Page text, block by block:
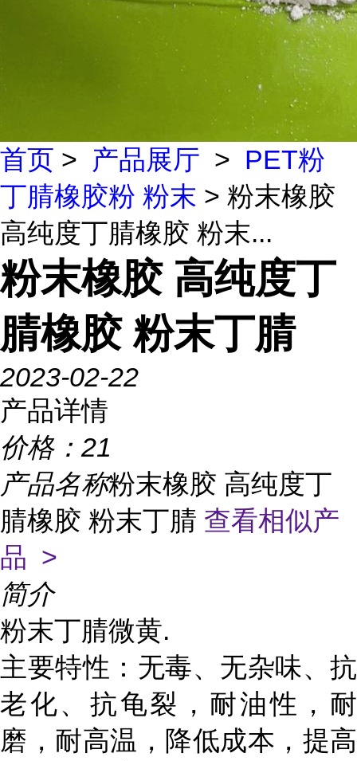
首页 > 产品展厅 > PET粉
丁腈橡胶粉 粉末 > 粉末橡胶
高纯度丁腈橡胶 粉末...
粉末橡胶 高纯度丁
腈橡胶 粉末丁腈
2023-02-22
产品详情
价格： 21
产品名称粉末橡胶 高纯度丁
腈橡胶 粉末丁腈 查看相似产
品 >
简介
粉末丁腈微黄.
主要特性：无毒、无杂味、抗
老化、抗龟裂，耐油性，耐
磨，耐高温，降低成本，提高